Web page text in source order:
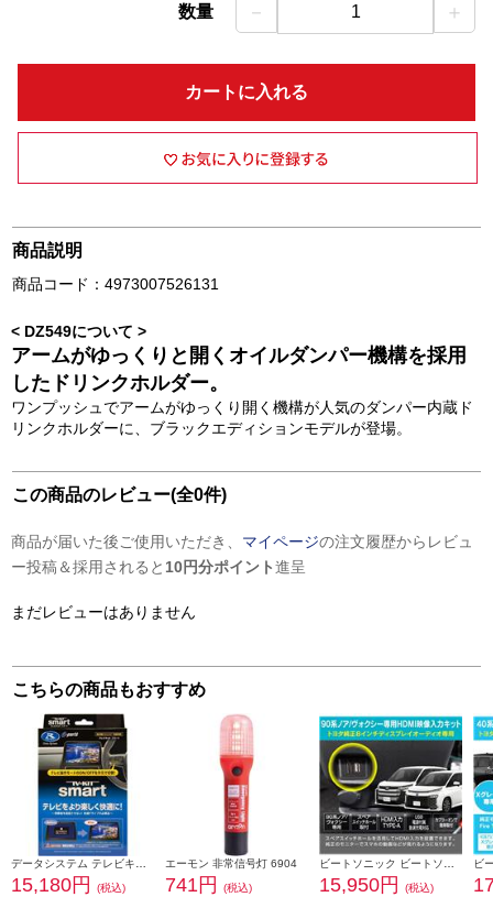
数量 － 1 ＋
カートに入れる
商品説明
商品コード：4973007526131
< DZ549について >
アームがゆっくりと開くオイルダンパー機構を採用
したドリンクホルダー。
ワンプッシュでアームがゆっくり開く機構が人気のダンパー内蔵ド
リンクホルダーに、ブラックエディションモデルが登場。
この商品のレビュー(全0件)
商品が届いた後ご使用いただき、 マイページの注文履歴からレビュ
ー投稿＆採用されると 10円分ポイント進呈
まだレビューはありません
こちらの商品もおすすめ
15,180円
(税込)
エーモン 非常信号灯 6904
741円 (税込) 15,950円
(税込)